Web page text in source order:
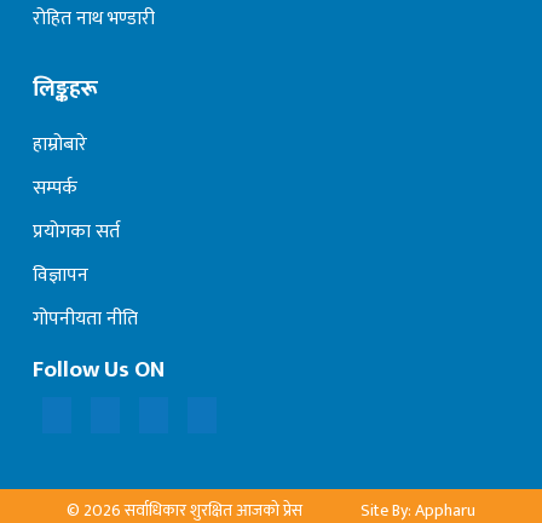
रोहित नाथ भण्डारी
लिङ्कहरू
हाम्रोबारे
सम्पर्क
प्रयोगका सर्त
विज्ञापन
गोपनीयता नीति
Follow Us ON
© 2026 सर्वाधिकार शुरक्षित आजको प्रेस Site By: Appharu